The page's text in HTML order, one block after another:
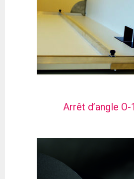
Arrêt d’angle